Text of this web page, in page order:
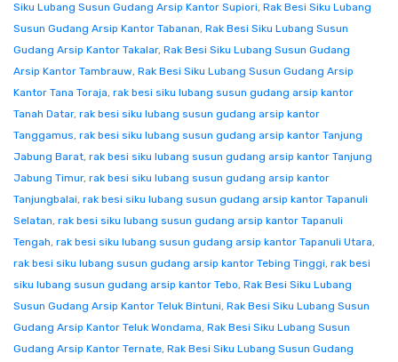
Siku Lubang Susun Gudang Arsip Kantor Supiori, Rak Besi Siku Lubang
Susun Gudang Arsip Kantor Tabanan, Rak Besi Siku Lubang Susun
Gudang Arsip Kantor Takalar, Rak Besi Siku Lubang Susun Gudang
Arsip Kantor Tambrauw, Rak Besi Siku Lubang Susun Gudang Arsip
Kantor Tana Toraja, rak besi siku lubang susun gudang arsip kantor
Tanah Datar, rak besi siku lubang susun gudang arsip kantor
Tanggamus, rak besi siku lubang susun gudang arsip kantor Tanjung
Jabung Barat, rak besi siku lubang susun gudang arsip kantor Tanjung
Jabung Timur, rak besi siku lubang susun gudang arsip kantor
Tanjungbalai, rak besi siku lubang susun gudang arsip kantor Tapanuli
Selatan, rak besi siku lubang susun gudang arsip kantor Tapanuli
Tengah, rak besi siku lubang susun gudang arsip kantor Tapanuli Utara,
rak besi siku lubang susun gudang arsip kantor Tebing Tinggi, rak besi
siku lubang susun gudang arsip kantor Tebo, Rak Besi Siku Lubang
Susun Gudang Arsip Kantor Teluk Bintuni, Rak Besi Siku Lubang Susun
Gudang Arsip Kantor Teluk Wondama, Rak Besi Siku Lubang Susun
Gudang Arsip Kantor Ternate, Rak Besi Siku Lubang Susun Gudang